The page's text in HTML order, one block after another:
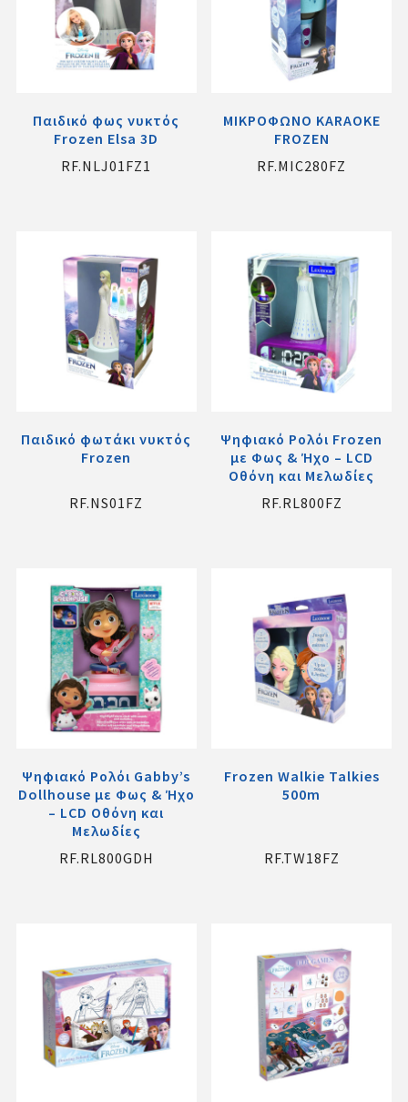
Παιδικό φως νυκτός
Frozen Elsa 3D
RF.NLJ01FZ1
ΜΙΚΡΟΦΩΝΟ KARAOKE
FROZEN
RF.MIC280FZ
Παιδικό φωτάκι νυκτός
Frozen
RF.NS01FZ
Ψηφιακό Ρολόι Frozen
με Φως & Ήχο – LCD
Οθόνη και Μελωδίες
RF.RL800FZ
Ψηφιακό Ρολόι Gabby’s
Dollhouse με Φως & Ήχο
– LCD Οθόνη και
Μελωδίες
RF.RL800GDH
Frozen Walkie Talkies
500m
RF.TW18FZ